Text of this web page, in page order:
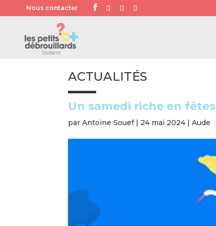
Nous contacter
ACTUALITÉS
Un samedi riche en fêtes
par Antoine Souef| 24 mai 2024| Aude